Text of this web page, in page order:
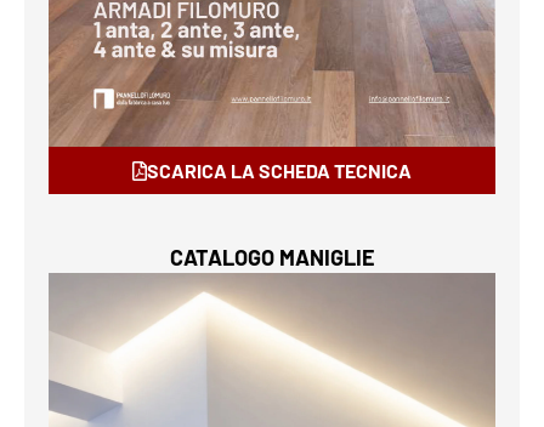
SCARICA LA SCHEDA TECNICA
CATALOGO MANIGLIE